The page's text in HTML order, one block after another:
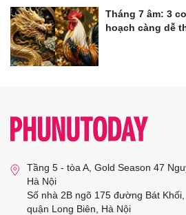
Tháng 7 âm: 3
hoạch càng dễ
Tầng 5 - tòa A, Gold Season 47
Hà Nội
Số nhà 2B ngõ 175 đường Bát
quận Long Biên, Hà Nội